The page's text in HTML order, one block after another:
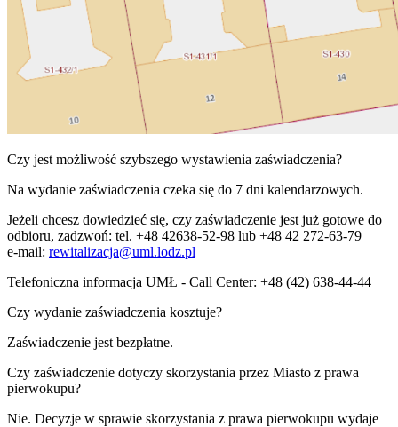
Czy jest możliwość szybszego wystawienia zaświadczenia?
Na wydanie zaświadczenia czeka się do 7 dni kalendarzowych.
Jeżeli chcesz dowiedzieć się, czy zaświadczenie jest już gotowe do
odbioru, zadzwoń: tel. +48 42638-52-98 lub +48 42 272-63-79
e-mail: rewitalizacja@uml.lodz.pl
Telefoniczna informacja UMŁ - Call Center: +48 (42) 638-44-44
Czy wydanie zaświadczenia kosztuje?
Zaświadczenie jest bezpłatne.
Czy zaświadczenie dotyczy skorzystania przez Miasto z prawa
pierwokupu?
Nie. Decyzje w sprawie skorzystania z prawa pierwokupu wydaje